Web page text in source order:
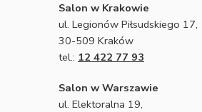
Salon w Krakowie
ul. Legionów Piłsudskiego 17,
30-509 Kraków
tel.: 12 422 77 93
Salon w Warszawie
ul. Elektoralna 19,